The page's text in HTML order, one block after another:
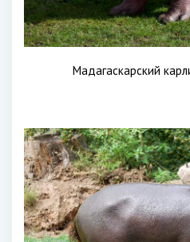
Мадагаскарский